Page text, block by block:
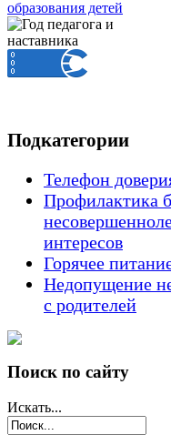
Подкатегории
Телефон
Профилактика
интересов
Горячее
Недопущение
с родителей
Поиск по сайту
Искать...